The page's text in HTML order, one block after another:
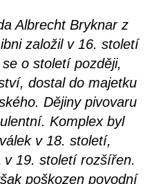
Albrecht Bryknar z
založil v 16. století
o století později,
dostal do majetku
Dějiny pivovaru
Komplex byl
v 18. století,
v 19. století rozšířen.
poškozen povodní